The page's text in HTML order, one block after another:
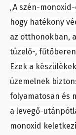
„A szén-
hogy hatékony
az otthonokban,
tüzelő-,
Ezek a
üzemelnek
folyamatosan és
a levegő-
monoxid